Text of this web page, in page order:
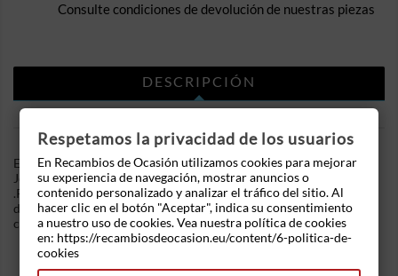
Consulte condiciones de devolución de nuestras piezas
DESCRIPCIÓN
DETALLES DEL PRODUCTO
En Recambios de Ocasion disponemos de Potenciometro pedal
Jeep Grand Cherokee I (ZJ) (1991-1999) 2.5 TD (115 cv)
.Referencia Interna: 07120949363239. 6 pins . Ademas,
disponemos de mas recambios, si tiene cualquier duda
consultenos.
Respetamos la privacidad de los usuarios
En Recambios de Ocasión utilizamos cookies para mejorar
su experiencia de navegación, mostrar anuncios o
contenido personalizado y analizar el tráfico del sitio. Al
hacer clic en el botón "Aceptar", indica su consentimiento
a nuestro uso de cookies. Vea nuestra política de cookies
en: https://recambiosdeocasion.eu/content/6-politica-de-
cookies